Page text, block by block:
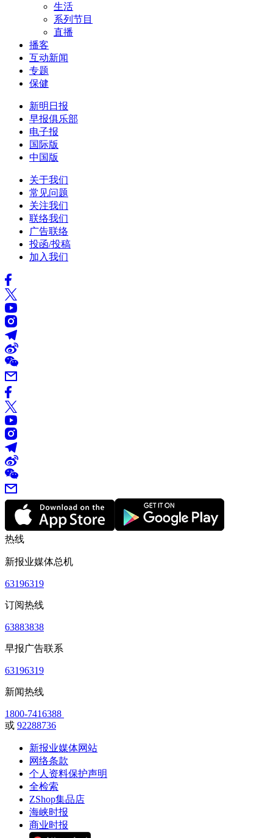
生活
系列节目
直播
播客
互动新闻
专题
保健
新明日报
早报俱乐部
电子报
国际版
中国版
关于我们
常见问题
关注我们
联络我们
广告联络
投函/投稿
加入我们
热线
新报业媒体总机
63196319
订阅热线
63883838
早报广告联系
63196319
新闻热线
1800-7416388
或 92288736
新报业媒体网站
网络条款
个人资料保护声明
全检索
ZShop集品店
海峡时报
商业时报